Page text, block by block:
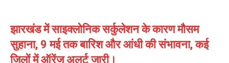
झारखंड में साइक्लोनिक सर्कुलेशन के कारण मौसम
सुहाना, 9 मई तक बारिश और आंधी की संभावना, कई
जिलों में ऑरेंज अलर्ट जारी।